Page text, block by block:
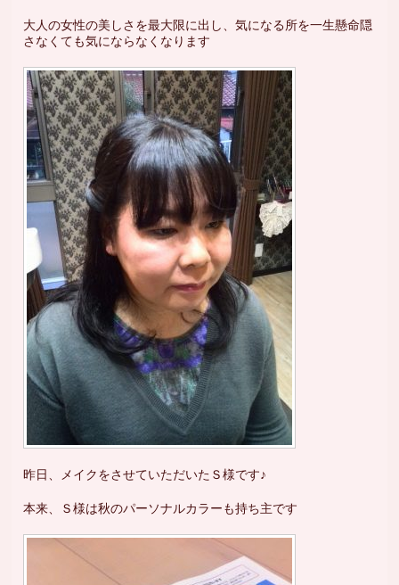
大人の女性の美しさを最大限に出し、気になる所を一生懸命隠
さなくても気にならなくなります
昨日、メイクをさせていただいたＳ様です♪
本来、Ｓ様は秋のパーソナルカラーも持ち主です